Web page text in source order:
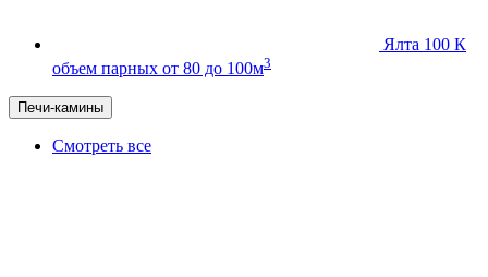
Ялта 100 К
объем парных от 80 до 100м3
Печи-камины
Смотреть все